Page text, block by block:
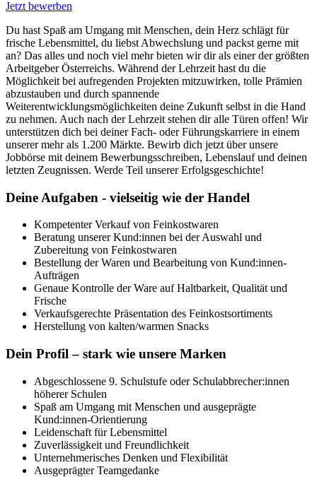
Jetzt bewerben
Du hast Spaß am Umgang mit Menschen, dein Herz schlägt für
frische Lebensmittel, du liebst Abwechslung und packst gerne mit
an? Das alles und noch viel mehr bieten wir dir als einer der größten
Arbeitgeber Österreichs. Während der Lehrzeit hast du die
Möglichkeit bei aufregenden Projekten mitzuwirken, tolle Prämien
abzustauben und durch spannende
Weiterentwicklungsmöglichkeiten deine Zukunft selbst in die Hand
zu nehmen. Auch nach der Lehrzeit stehen dir alle Türen offen! Wir
unterstützen dich bei deiner Fach- oder Führungskarriere in einem
unserer mehr als 1.200 Märkte. Bewirb dich jetzt über unsere
Jobbörse mit deinem Bewerbungsschreiben, Lebenslauf und deinen
letzten Zeugnissen. Werde Teil unserer Erfolgsgeschichte!
Deine Aufgaben - vielseitig wie der Handel
Kompetenter Verkauf von Feinkostwaren
Beratung unserer Kund:innen bei der Auswahl und
Zubereitung von Feinkostwaren
Bestellung der Waren und Bearbeitung von Kund:innen-
Aufträgen
Genaue Kontrolle der Ware auf Haltbarkeit, Qualität und
Frische
Verkaufsgerechte Präsentation des Feinkostsortiments
Herstellung von kalten/warmen Snacks
Dein Profil – stark wie unsere Marken
Abgeschlossene 9. Schulstufe oder Schulabbrecher:innen
höherer Schulen
Spaß am Umgang mit Menschen und ausgeprägte
Kund:innen-Orientierung
Leidenschaft für Lebensmittel
Zuverlässigkeit und Freundlichkeit
Unternehmerisches Denken und Flexibilität
Ausgeprägter Teamgedanke